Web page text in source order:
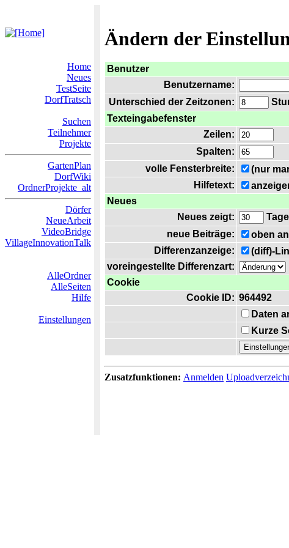
Ändern der
Home
Neues
TestSeite
DorfTratsch
Suchen
Teilnehmer
Projekte
GartenPlan
DorfWiki
OrdnerProjekte_alt
Dörfer
NeueArbeit
VideoBridge
VillageInnovationTalk
AlleOrdner
AlleSeiten
Hilfe
Einstellungen
Benutzer
Benutzername:
Unterschied der Zeitzonen:
Texteingabefenster
Zeilen:
Spalten:
volle Fensterbreite:
(nur
Hilfetext:
Neues
Neues zeigt:
Tage
neue Beiträge:
oben
Differenzanzeige:
(diff)-
voreingestellte Differenzart:
Cookie
Cookie ID: 964492
Daten
Kurze
Zusatzfunktionen: Anmelden